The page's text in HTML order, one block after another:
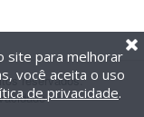
reservados.
site para melhorar
você aceita o uso
de privacidade.